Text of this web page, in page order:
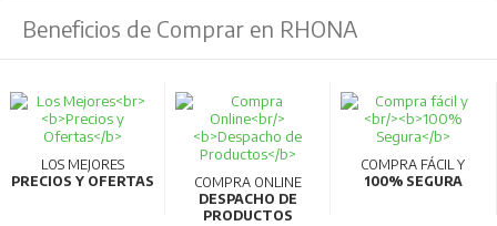
Beneficios de Comprar en RHONA
LOS MEJORES
PRECIOS Y OFERTAS
COMPRA ONLINE
DESPACHO DE
PRODUCTOS
COMPRA FÁCIL Y
100% SEGURA